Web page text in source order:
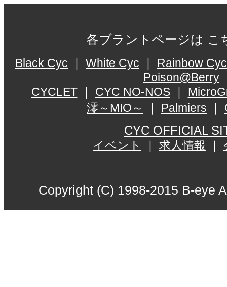
各ブラントページは こ
Black Cyc White Cyc
Rainbow Cyc
Poison@Berry
CYCLET｜ CYC NO-NOS｜
澪～MIO～
Palmiers
CYC OFFICIAL
イベント 求人情報
Copyright (C) 1998-2015 B-eye